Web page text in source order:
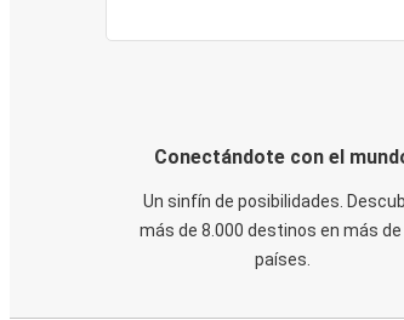
Conectándote con el
Un sinfín de posibilidades.
más de 8.000 destinos en más de
países.